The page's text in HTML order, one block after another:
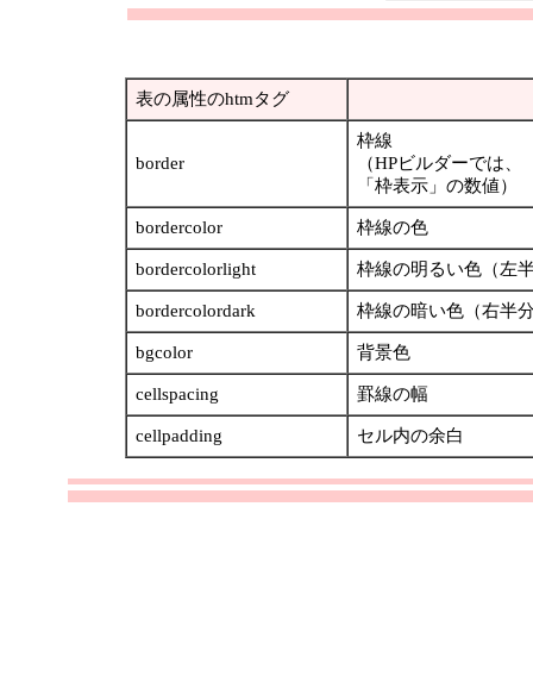
表の属性のhtmタグ
border
枠線
（HPビルダーでは、
「枠表示」の数値）
bordercolor 枠線の色
bordercolorlight 枠線の明るい色（左
bordercolordark 枠線の暗い色（右半
bgcolor 背景色
cellspacing 罫線の幅
cellpadding セル内の余白